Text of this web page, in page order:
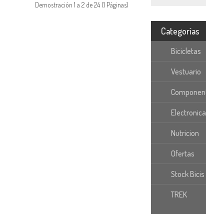
Demostración 1 a 2 de 24 (1 Páginas)
Categorías
Bicicletas
Vestuario
Electronica
Nutricion
Ofertas
Stock Bicis
TREK